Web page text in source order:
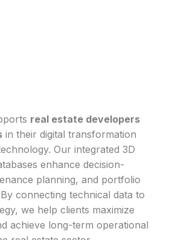
real estate developers
in their digital transformation
Our integrated 3D
enhance decision-
planning, and portfolio
connecting technical data to
we help clients maximize
achieve long-term operational